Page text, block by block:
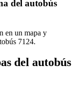
del autobús
en un mapa y
7124.
del autobús